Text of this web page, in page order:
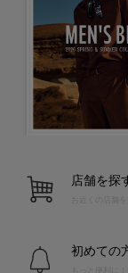
店舗を探
お近くの店舗を
初めての